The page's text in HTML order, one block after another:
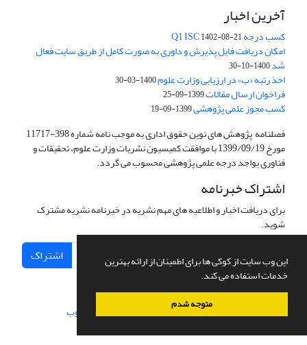
این وب سایت از کوکی ها برای اطمینان از ارائه بهترین
خدمات استفاده می کند.
متوجه شدم
آخرین اخبار
کسب درجه Q1 ISC1402-08-21
امکان دریافت فایل پذیرش و داوری به صورت کامل از طریق سایت فعال
شد1400-10-30
اخذ رتبه «ب» در ارزیابی وزارت علوم1400-03-30
فراخوان ارسال مقالات1399-09-25
کسب مجوز علمی پژوهشی1399-09-19
فصلنامه پژوهش های نوین حقوق اداری به موجب نامه شماره 398-11717
مورخ 1399/09/19 با موافقت کمیسیون نشریات وزارت علوم، تحقیقات و
فناوری بواجد درجه علمی پژوهشی محسوب می گردد.
اشتراک خبرنامه
برای دریافت اخبار و اطلاعیه های مهم نشریه در خبرنامه نشریه مشترک
شوید.
اشتراک
سامانه مدیریت نشریات علمی.طراحی و پیاده سازی از سیناوب